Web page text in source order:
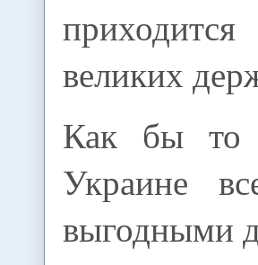
великих
Как бы то
Украине
выгодными